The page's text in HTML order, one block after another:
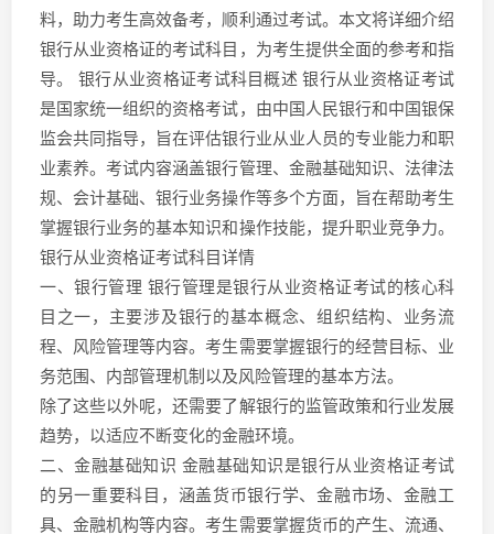
料，助力考生高效备考，顺利通过考试。本文将详细介绍
银行从业资格证的考试科目，为考生提供全面的参考和指
导。 银行从业资格证考试科目概述 银行从业资格证考试
是国家统一组织的资格考试，由中国人民银行和中国银保
监会共同指导，旨在评估银行业从业人员的专业能力和职
业素养。考试内容涵盖银行管理、金融基础知识、法律法
规、会计基础、银行业务操作等多个方面，旨在帮助考生
掌握银行业务的基本知识和操作技能，提升职业竞争力。
银行从业资格证考试科目详情
一、银行管理 银行管理是银行从业资格证考试的核心科
目之一，主要涉及银行的基本概念、组织结构、业务流
程、风险管理等内容。考生需要掌握银行的经营目标、业
务范围、内部管理机制以及风险管理的基本方法。
除了这些以外呢，还需要了解银行的监管政策和行业发展
趋势，以适应不断变化的金融环境。
二、金融基础知识 金融基础知识是银行从业资格证考试
的另一重要科目，涵盖货币银行学、金融市场、金融工
具、金融机构等内容。考生需要掌握货币的产生、流通、